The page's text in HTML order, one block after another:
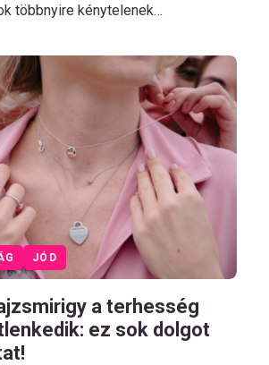
többnyire kénytelenek…
JÓD
a terhesség
ez sok dolgot